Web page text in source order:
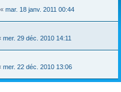
« mar. 18 janv. 2011 00:44
mer. 29 déc. 2010 14:11
mer. 22 déc. 2010 13:06